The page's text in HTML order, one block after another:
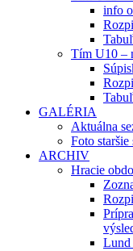
info
Tím U10 –
GALÉRIA
Aktuálna
Foto staršie
ARCHIV
Hracie
Lund